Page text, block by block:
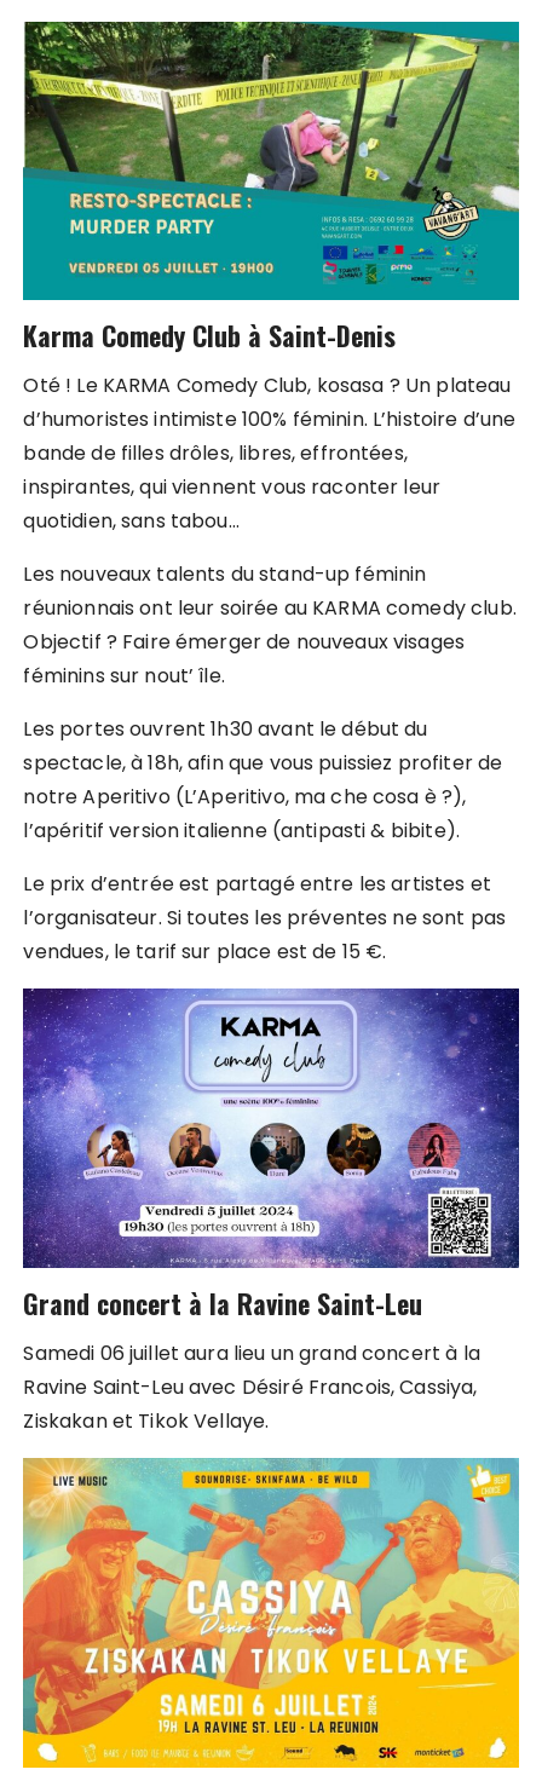
Karma Comedy Club à Saint-Denis
Oté ! Le KARMA Comedy Club, kosasa ? Un plateau
d’humoristes intimiste 100% féminin. L’histoire d’une
bande de filles drôles, libres, effrontées,
inspirantes, qui viennent vous raconter leur
quotidien, sans tabou…
Les nouveaux talents du stand-up féminin
réunionnais ont leur soirée au KARMA comedy club.
Objectif ? Faire émerger de nouveaux visages
féminins sur nout’ île.
Les portes ouvrent 1h30 avant le début du
spectacle, à 18h, afin que vous puissiez profiter de
notre Aperitivo (L’Aperitivo, ma che cosa è ?),
l’apéritif version italienne (antipasti & bibite).
Le prix d’entrée est partagé entre les artistes et
l’organisateur. Si toutes les préventes ne sont pas
vendues, le tarif sur place est de 15 €.
Grand concert à la Ravine Saint-Leu
Samedi 06 juillet aura lieu un grand concert à la
Ravine Saint-Leu avec Désiré Francois, Cassiya,
Ziskakan et Tikok Vellaye.